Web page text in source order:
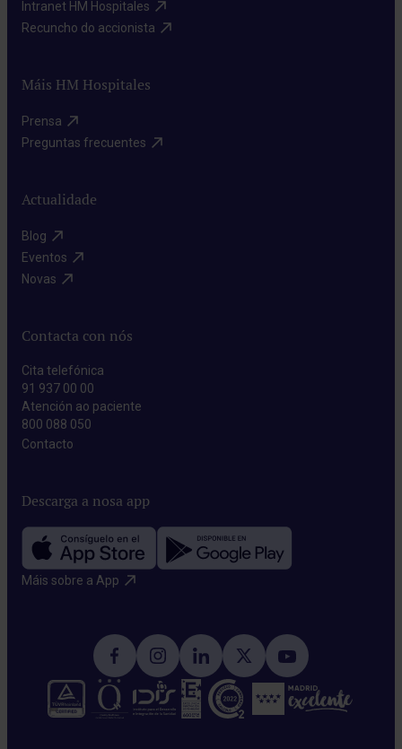
Intranet HM Hospitales​
Recuncho do accionista​
Máis HM Hospitales
Prensa​
Preguntas frecuentes​
Actualidade
Blog​
Eventos​
Novas​
Contacta con nós
Cita telefónica
91 937 00 00
Atención ao paciente
800 088 050
Contacto​
Descarga a nosa app
Máis sobre a App​